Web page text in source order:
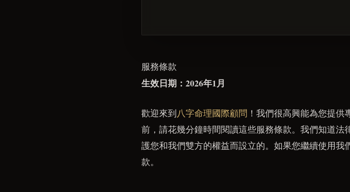
服務條款
生效日期：2026年1月
歡迎來到八字命理國際顧問 ！我們很高興能為您提供
前，請花幾分鐘時間閱讀這些服務條款。我們知道
護您和我們雙方的權益而設立的。如果您繼續使用
款。